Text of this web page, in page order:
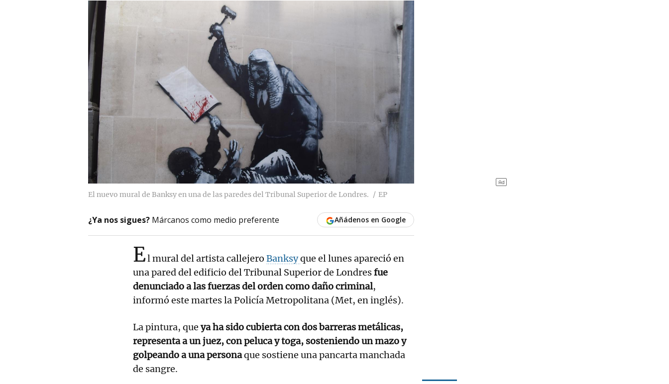
El nuevo mural de Banksy en una de las paredes del Tribunal Superior de Londres. EP
¿Ya nos sigues? Márcanos como medio preferente Añádenos en Google
El mural del artista callejero Banksyque el lunes apareció en
una pared del edificio del Tribunal Superior de Londresfue
denunciado a las fuerzas del orden como daño criminal,
informó este martes la Policía Metropolitana (Met, en inglés).
La pintura, que ya ha sido cubierta con dos barreras metálicas,
representa a un juez, con peluca y toga, sosteniendo un mazo y
golpeando a una personaque sostiene una pancarta manchada
de sangre.